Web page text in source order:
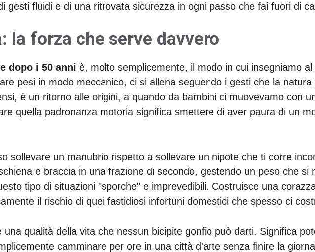
gesti fluidi e di una ritrovata sicurezza in ogni passo che fai fuori di
la forza che serve davvero
dopo i 50 anni è, molto semplicemente, il modo in cui insegniamo
pesi in modo meccanico, ci si allena seguendo i gesti che la
è un ritorno alle origini, a quando da bambini ci muovevamo con
quella padronanza motoria significa smettere di aver paura di un
sollevare un manubrio rispetto a sollevare un nipote che ti corre
e braccia in una frazione di secondo, gestendo un peso che si
tipo di situazioni "sporche" e imprevedibili. Costruisce una
il rischio di quei fastidiosi infortuni domestici che spesso ci
una qualità della vita che nessun bicipite gonfio può darti. Significa
camminare per ore in una città d'arte senza finire la